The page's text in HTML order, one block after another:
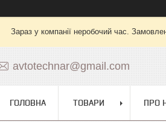
Зараз у компанії неробочий час.
avtotechnar@gmail.com
ГОЛОВНА ТОВАРИ ПРО